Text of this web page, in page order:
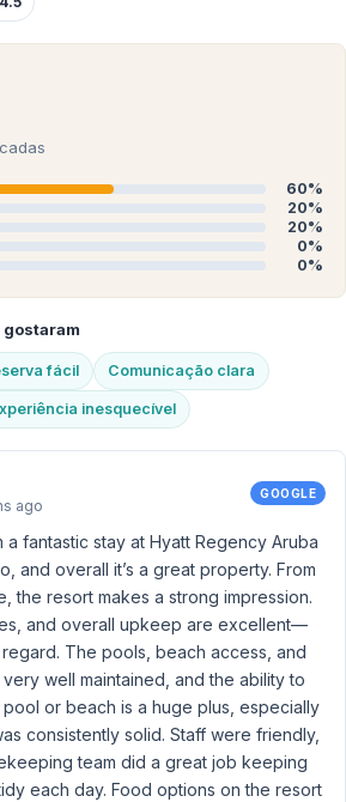
60%
20%
20%
0%
0%
gostaram
fácil Comunicação clara
inesquecível
ago
GOOGLE
fantastic stay at Hyatt Regency Aruba
and overall it’s a great property. From
the resort makes a strong impression.
and overall upkeep are excellent—
The pools, beach access, and
well maintained, and the ability to
or beach is a huge plus, especially
consistently solid. Staff were friendly,
team did a great job keeping
each day. Food options on the resort